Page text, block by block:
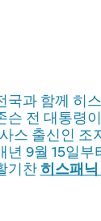
국과 함께 히
슨 전 대통령
스 출신인 조
년 9월 15일부
기찬히스패